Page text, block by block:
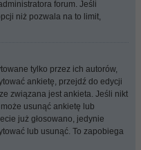
forum. Jeśli
niż pozwala na to limit,
tylko przez ich autorów,
ankietę, przejdź do edycji
związana jest ankieta. Jeśli nikt
usunąć ankietę lub
już głosowano, jedynie
lub usunąć. To zapobiega